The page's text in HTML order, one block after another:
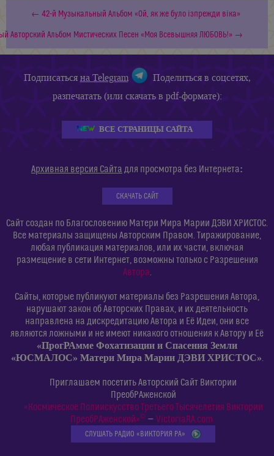
← 42-й Музыкальный Альбом «Ой, як же було iзпрежди вiка»
Авторский Альбом Мистических Песен «Моя Всевышняя ЛЮБОВЬ!» →
Подписатьсяна Telegram
Поделиться в соцсетях,
разпечатать (или скачать в pdf-формате):
ВСЕ СТРАНИЦЫ САЙТА
Архивная версия Сайта для просмотра без Интернета:
СКАЧАТЬ САЙТ
Сайт создан по Благословению Матери Мира Марии ДЭВИ ХРИСТОС.
Все материалы защищены Авторским Правом. Тиражирование,
любая публикация материалов, или их части, включая
размещение в сети Интернет, возможны только с Разрешения
Автора.
Сайты, которые публикуют материалы без Разрешения Автора,
нарушают закон об Авторских Правах, и их деятельность
направлена на дискредитацию Автора и Её Идеи, они все
являются ложными и не имеют никакого отношения к Автору и Её
«ПрогРАмме Фохатизации и Спасения Земли
«ЮСМАЛОС» Матери Мира Марии ДЭВИ ХРИСТОС».
Приглашаем посетить Авторский Сайт Виктории
ПреобРАженской
«Космическое Полиискусство Третьего Тысячелетия Виктории
ПреобРАженской»©— VictoriaRA.com
СЛУШАТЬ РАДИО «ВИКТОРИЯ РА»